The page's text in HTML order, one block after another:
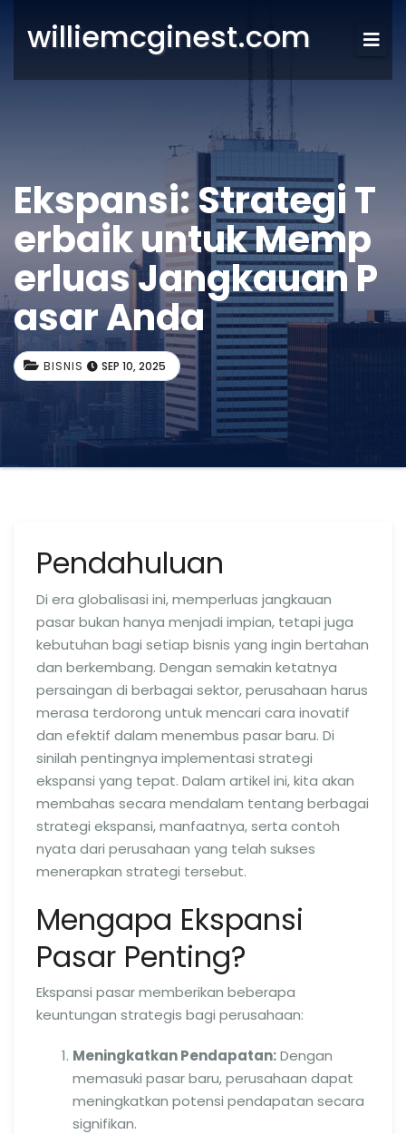
williemcginest.com
Ekspansi: Strategi T
erbaik untuk Memp
erluas Jangkauan P
asar Anda
BISNIS SEP 10, 2025
Pendahuluan
Di era globalisasi ini, memperluas jangkauan
pasar bukan hanya menjadi impian, tetapi juga
kebutuhan bagi setiap bisnis yang ingin bertahan
dan berkembang. Dengan semakin ketatnya
persaingan di berbagai sektor, perusahaan harus
merasa terdorong untuk mencari cara inovatif
dan efektif dalam menembus pasar baru. Di
sinilah pentingnya implementasi strategi
ekspansi yang tepat. Dalam artikel ini, kita akan
membahas secara mendalam tentang berbagai
strategi ekspansi, manfaatnya, serta contoh
nyata dari perusahaan yang telah sukses
menerapkan strategi tersebut.
Mengapa Ekspansi
Pasar Penting?
Ekspansi pasar memberikan beberapa
keuntungan strategis bagi perusahaan:
Meningkatkan Pendapatan:Dengan
memasuki pasar baru, perusahaan dapat
meningkatkan potensi pendapatan secara
signifikan.